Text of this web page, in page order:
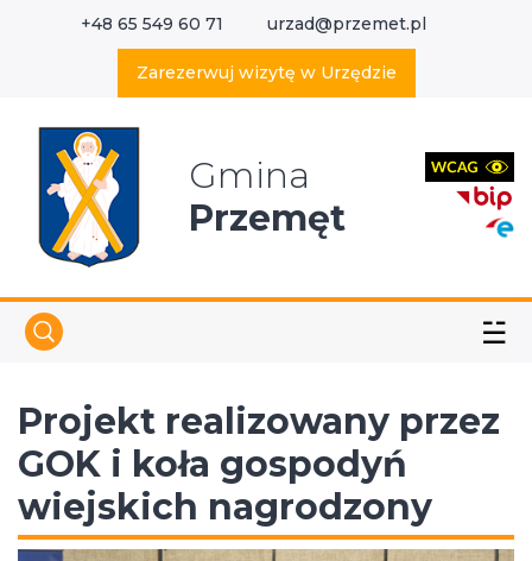
+48 65 549 60 71 urzad@przemet.pl
Zarezerwuj wizytę w Urzędzie
Gmina
Przemęt
☱
Projekt realizowany przez
GOK i koła gospodyń
wiejskich nagrodzony
Wyszukaj w serwisie